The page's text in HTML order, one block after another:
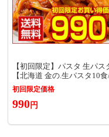
【初回限定】パスタ 生パス
【北海道 金の.生パスタ10食
g×5袋 フェットチーネ.】生麺
質制限 低糖質 パスタ フェッ
チーネ リングイネ スパゲッ
初回限定価格
990円